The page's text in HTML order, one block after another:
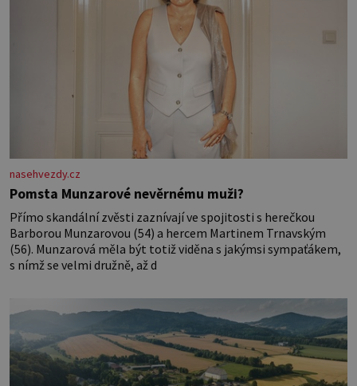
nasehvezdy.cz
Pomsta Munzarové nevěrnému muži?
Přímo skandální zvěsti zaznívají ve spojitosti s herečkou
Barborou Munzarovou (54) a hercem Martinem Trnavským
(56). Munzarová měla být totiž viděna s jakýmsi sympaťákem,
s nímž se velmi družně, až d